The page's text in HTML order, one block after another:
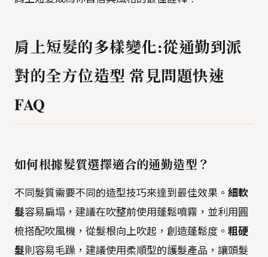
肩上短髮的多樣變化:從通勤到派
對的全方位造型 常見問題快速
FAQ
如何根據髮質選擇適合的通勤造型？
不同髮質需要不同的造型技巧來達到最佳效果。 細軟
髮容易扁塌，建議在吹整前使用蓬鬆噴霧，並利用圓
梳搭配吹風機，從髮根向上吹起，創造蓬鬆度。 粗硬
髮則容易毛躁，建議使用柔順型的護髮產品，讓頭髮